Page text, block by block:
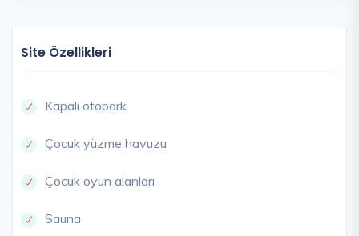
Site Özellikleri
Kapalı otopark
Çocuk yüzme havuzu
Çocuk oyun alanları
Sauna